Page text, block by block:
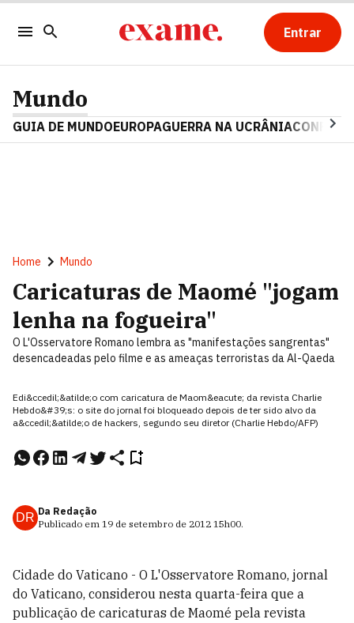
Entrar
Mundo
GUIA DE MUNDOEUROPAGUERRA NA UCRÂNIA
Home Mundo
Caricaturas de Maomé "jogam
lenha na fogueira"
O L'Osservatore Romano lembra as "manifestações sangrentas"
desencadeadas pelo filme e as ameaças terroristas da Al-Qaeda
Edi&ccedil;&atilde;o com caricatura de Maom&eacute; da revista Charlie
Hebdo&#39;s: o site do jornal foi bloqueado depois de ter sido alvo da
a&ccedil;&atilde;o de hackers, segundo seu diretor (Charlie Hebdo/AFP)
DR Da Redação
Publicado em 19 de setembro de 2012 15h00.
Cidade do Vaticano - O L'Osservatore Romano, jornal
do Vaticano, considerou nesta quarta-feira que a
publicação de caricaturas de Maomé pela revista